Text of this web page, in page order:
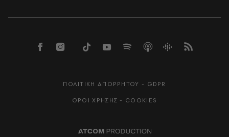
ΠΟΛΙΤΙΚΗ ΑΠΟΡΡΗΤΟΥ - GDPR
ΟΡΟΙ ΧΡΗΣΗΣ - COOKIES